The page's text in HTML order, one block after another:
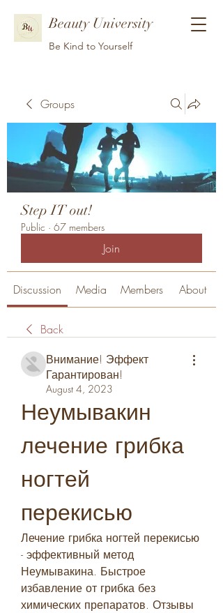
Beauty University
Be Kind to Yourself
Groups
Step IT out!
Public · 67 members
Join
Discussion Media Members About
Back
Внимание! Эффект
Гарантирован!
August 4, 2023
Неумывакин
лечение грибка
ногтей
перекисью
Лечение грибка ногтей перекисью
- эффективный метод
Неумывакина. Быстрое
избавление от грибка без
химических препаратов. Отзывы